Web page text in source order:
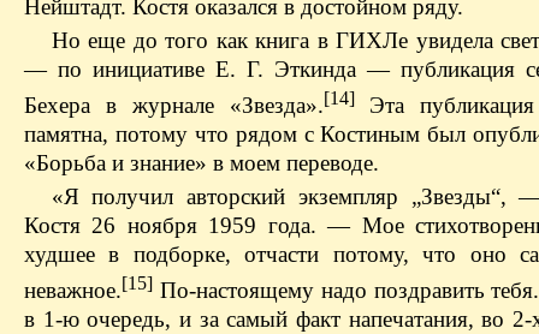
Нейштадт. Костя оказался в достойном ряду.
Но еще до того как книга в ГИХЛе увидела
— по инициативе Е. Г. Эткинда — публикация
Бехера в журнале «Звезда».[14]Эта
памятна, потому что рядом с Костиным был
«Борьба и знание» в моем переводе.
«Я получил авторский экземпляр „Звезды“,
Костя 26 ноября 1959 года. — Мое
худшее в подборке, отчасти потому, что оно
неважное.[15] По-настоящему надо поздравить
в 1‑ю очередь, и за самый факт напечатания, во